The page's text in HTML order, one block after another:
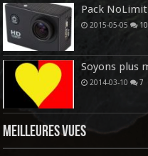
Pack
2015-05-05 10
Soyons plus
2014-03-10 7
Meilleures vues